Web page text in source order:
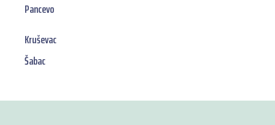
Pancevo
Kruševac
Šabac